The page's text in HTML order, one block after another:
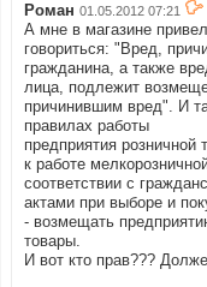
Роман 01.05.2012 07:21
А мне в магазине
говориться: "Вред,
гражданина, а также
лица, подлежит
причинившим вред". И
правилах работы
предприятия розничной
к работе
соответствии с
актами при выборе и
- возмещать
товары.
И вот кто прав???